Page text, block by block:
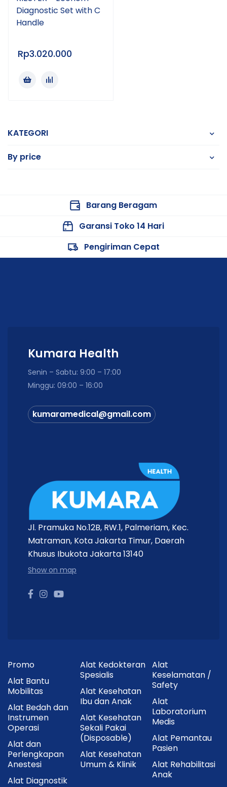
KATEGORI
By price
Diagnostic Set with C
Handle
Rp3.020.000
Barang Beragam
Garansi Toko 14 Hari
Pengiriman Cepat
Kumara Health
Senin – Sabtu: 9:00 – 17:00
Minggu: 09:00 – 16:00
kumaramedical@gmail.com
Jl. Pramuka No.12B, RW.1, Palmeriam, Kec.
Matraman, Kota Jakarta Timur, Daerah
Khusus Ibukota Jakarta 13140
Show on map
Promo
Alat Bantu
Mobilitas
Alat Bedah dan
Instrumen
Operasi
Alat dan
Perlengkapan
Anestesi
Alat Diagnostik
Alat Kedokteran
Spesialis
Alat Kesehatan
Ibu dan Anak
Alat Kesehatan
Sekali Pakai
(Disposable)
Alat Kesehatan
Umum & Klinik
Alat
Keselamatan /
Safety
Alat
Laboratorium
Medis
Alat Pemantau
Pasien
Alat Rehabilitasi
Anak